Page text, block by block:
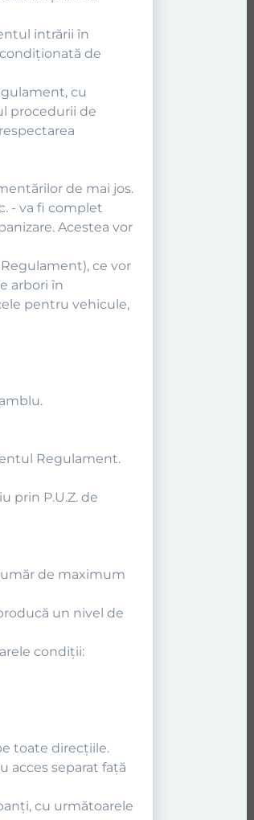
intrării în
de
cu
procedurii de
de mai jos.
- va fi complet
Acestea vor
ce vor
arbori în
pentru vehicule,
Regulament.
prin P.U.Z. de
de maximum
un nivel de
condiţii:
toate direcţiile.
acces separat faţă
cu următoarele